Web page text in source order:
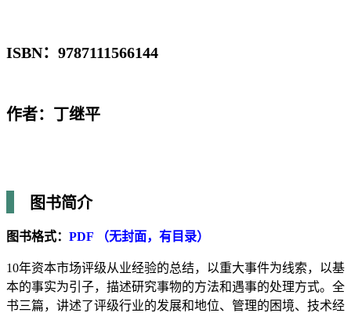
ISBN：9787111566144
作者：丁继平
图书简介
图书格式： PDF （无封面，有目录）
10年资本市场评级从业经验的总结，以重大事件为线索，以基
本的事实为引子，描述研究事物的方法和遇事的处理方式。全
书三篇，讲述了评级行业的发展和地位、管理的困境、技术经